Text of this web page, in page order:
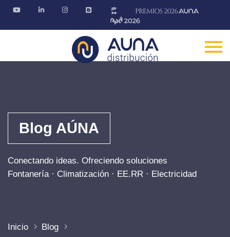
Blog AÚNA
Conectando ideas. Ofreciendo soluciones
Fontanería · Climatización · EE.RR · Electricidad
Inicio
Blog